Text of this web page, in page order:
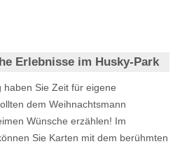
Erlebnisse im Husky-Park
haben Sie Zeit für eigene
dem Weihnachtsmann
Wünsche erzählen! Im
Sie Karten mit dem berühmten